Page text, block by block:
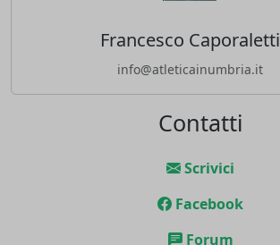
Francesco Caporaletti
info@atleticainumbria.it
Contatti
Scrivici
Facebook
Forum